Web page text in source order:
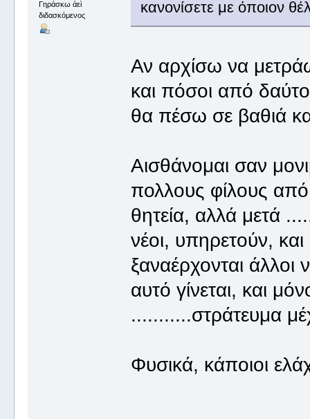
Γηράσκω ἀεὶ
διδασκόμενος
κανονίσετε με όποιον
Αν αρχίσω να
και πόσοι από
θα πέσω σε βαθιά
Αισθάνομαι σαν
πολλους φίλους
θητεία, αλλά μετά
νέοι, υπηρετούν,
ξαναέρχονται άλλοι
αυτό γίνεται, και
...........στράτευμα
Φυσικά, κάποιοι